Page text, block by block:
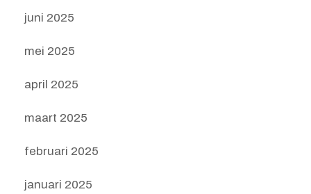
juni 2025
mei 2025
april 2025
maart 2025
februari 2025
januari 2025